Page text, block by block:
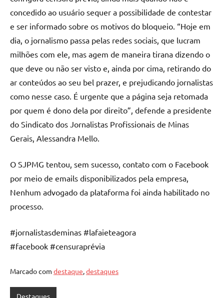
concedido ao usuário sequer a possibilidade de contestar
e ser informado sobre os motivos do bloqueio. “Hoje em
dia, o jornalismo passa pelas redes sociais, que lucram
milhões com ele, mas agem de maneira tirana dizendo o
que deve ou não ser visto e, ainda por cima, retirando do
ar conteúdos ao seu bel prazer, e prejudicando jornalistas
como nesse caso. É urgente que a página seja retomada
por quem é dono dela por direito”, defende a presidente
do Sindicato dos Jornalistas Profissionais de Minas
Gerais, Alessandra Mello.
O SJPMG tentou, sem sucesso, contato com o Facebook
por meio de emails disponibilizados pela empresa,
Nenhum advogado da plataforma foi ainda habilitado no
processo.
#jornalistasdeminas #lafaieteagora
#facebook #censuraprévia
Marcado com destaque,destaques
Destaques